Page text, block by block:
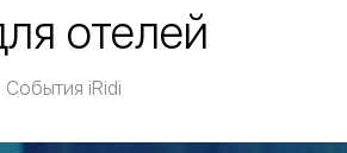
отелей
mobile
События iRidi